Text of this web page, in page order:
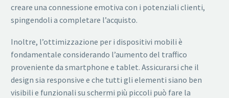
creare una connessione emotiva con i potenziali clienti,
spingendoli a completare l’acquisto.
Inoltre, l’ottimizzazione per i dispositivi mobili è
fondamentale considerando l’aumento del traffico
proveniente da smartphone e tablet. Assicurarsi che il
design sia responsive e che tutti gli elementi siano ben
visibili e funzionali su schermi più piccoli può fare la